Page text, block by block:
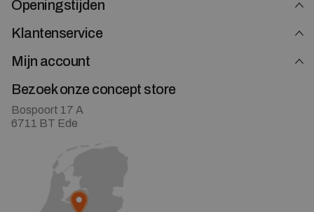
Openingstijden
Klantenservice
Mijn account
Bezoek onze concept store
Bospoort 17 A
6711 BT Ede